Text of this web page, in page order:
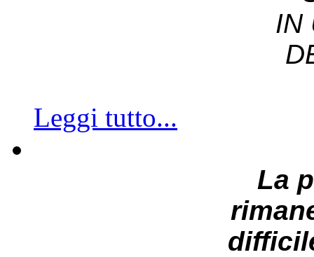
IN
Leggi tutto...
La